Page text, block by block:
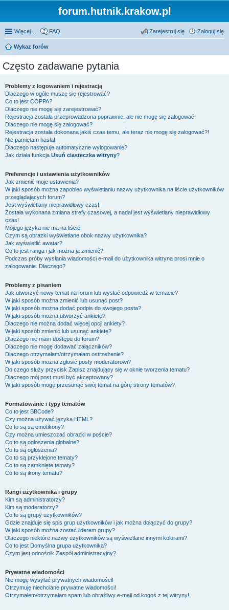
forum.hutnik.krakow.pl
Więcej… FAQ Zaloguj się
Zarejestruj się
Wykaz forów
Często zadawane pytania
Problemy z logowaniem i rejestracją
Dlaczego w ogóle muszę się rejestrować?
Co to jest COPPA?
Dlaczego nie mogę się zarejestrować?
Rejestracja została przeprowadzona poprawnie, ale nie mogę się zalogować!
Dlaczego nie mogę się zalogować?
Rejestracja została dokonana jakiś czas temu, ale teraz nie mogę się zalogować?!
Nie pamiętam hasła!
Dlaczego następuje automatyczne wylogowanie?
Jak działa funkcja Usuń ciasteczka witryny?
Preferencje i ustawienia użytkowników
Jak zmienić moje ustawienia?
W jaki sposób można zapobiec wyświetlaniu nazwy użytkownika na liście użytkowników
przeglądających forum?
Jest wyświetlany nieprawidłowy czas!
Została wykonana zmiana strefy czasowej, a nadal jest wyświetlany nieprawidłowy
czas!
Mojego języka nie ma na liście!
Czym są obrazki wyświetlane obok nazwy użytkownika?
Jak wyświetlić awatar?
Co to jest ranga i jak można ją zmienić?
Podczas próby wysłania wiadomości e-mail do użytkownika witryna prosi mnie o
zalogowanie. Dlaczego?
Problemy z pisaniem
Jak utworzyć nowy temat na forum lub wysłać odpowiedź w temacie?
W jaki sposób można zmienić lub usunąć post?
W jaki sposób można dodać podpis do swojego posta?
W jaki sposób można utworzyć ankietę?
Dlaczego nie można dodać więcej opcji ankiety?
W jaki sposób zmienić lub usunąć ankietę?
Dlaczego nie mam dostępu do forum?
Dlaczego nie mogę dodawać załączników?
Dlaczego otrzymałem/otrzymałam ostrzeżenie?
W jaki sposób można zgłosić posty moderatorowi?
Do czego służy przycisk Zapisz znajdujący się w oknie tworzenia tematu?
Dlaczego mój post musi być akceptowany?
W jaki sposób mogę przesunąć swój temat na górę strony tematów?
Formatowanie i typy tematów
Co to jest BBCode?
Czy można używać języka HTML?
Co to są są emotikony?
Czy można umieszczać obrazki w poście?
Co to są ogłoszenia globalne?
Co to są ogłoszenia?
Co to są przyklejone tematy?
Co to są zamknięte tematy?
Co to są ikony tematu?
Rangi użytkownika i grupy
Kim są administratorzy?
Kim są moderatorzy?
Co to są grupy użytkowników?
Gdzie znajduje się spis grup użytkowników i jak można dołączyć do grupy?
W jaki sposób można zostać liderem grupy?
Dlaczego niektóre nazwy użytkowników są wyświetlane innymi kolorami?
Co to jest Domyślna grupa użytkownika?
Czym jest odnośnik Zespół administracyjny?
Prywatne wiadomości
Nie mogę wysyłać prywatnych wiadomości!
Otrzymuję niechciane prywatne wiadomości!
Otrzymałem/otrzymałam spam lub obraźliwy e-mail od kogoś z tej witryny!